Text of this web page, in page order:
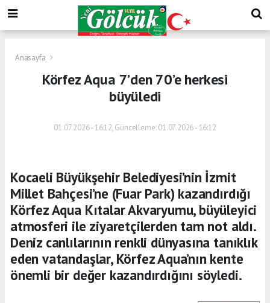
Anasayfa
Körfez Aqua 7’den 70’e herkesi
büyüledi
01.07.2026 - 16:12, Güncelleme: 01.07.2026 - 16:12
Kocaeli Büyükşehir Belediyesi’nin İzmit
Millet Bahçesi’ne (Fuar Park) kazandırdığı
Körfez Aqua Kıtalar Akvaryumu, büyüleyici
atmosferi ile ziyaretçilerden tam not aldı.
Deniz canlılarının renkli dünyasına tanıklık
eden vatandaşlar, Körfez Aqua’nın kente
önemli bir değer kazandırdığını söyledi.